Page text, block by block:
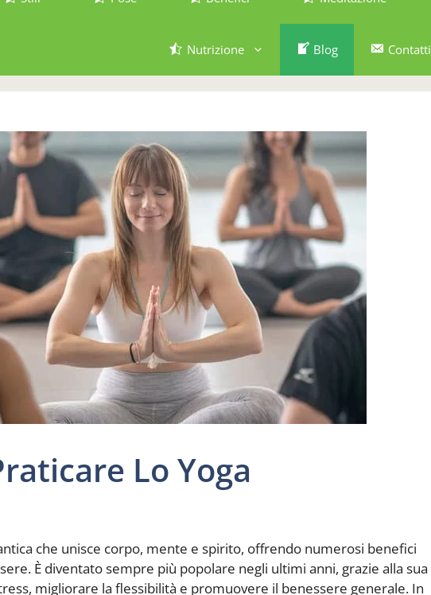
Nutrizione Blog Contatti
Lo Yoga
che unisce corpo, mente e spirito, offrendo numerosi benefici
È diventato sempre più popolare negli ultimi anni, grazie alla sua
migliorare la flessibilità e promuovere il benessere generale. In